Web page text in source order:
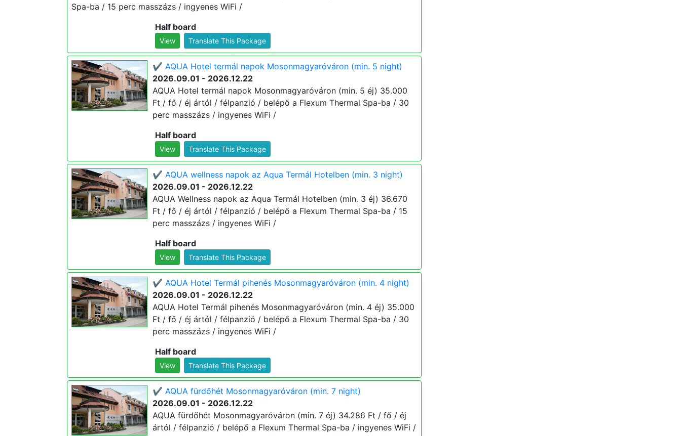
Spa-ba / 15 perc masszázs / ingyenes WiFi /
Half board
View Translate This Package
✔️ AQUA Hotel termál napok Mosonmagyaróváron (min. 5 night)
2026.09.01 - 2026.12.22
AQUA Hotel termál napok Mosonmagyaróváron (min. 5 éj) 35.000
Ft / fő / éj ártól / félpanzió / belépő a Flexum Thermal Spa-ba / 30
perc masszázs / ingyenes WiFi /
Half board
View Translate This Package
✔️ AQUA wellness napok az Aqua Termál Hotelben (min. 3 night)
2026.09.01 - 2026.12.22
AQUA Wellness napok az Aqua Termál Hotelben (min. 3 éj) 36.670
Ft / fő / éj ártól / félpanzió / belépő a Flexum Thermal Spa-ba / 15
perc masszázs / ingyenes WiFi /
Half board
View Translate This Package
✔️ AQUA Hotel Termál pihenés Mosonmagyaróváron (min. 4 night)
2026.09.01 - 2026.12.22
AQUA Hotel Termál pihenés Mosonmagyaróváron (min. 4 éj) 35.000
Ft / fő / éj ártól / félpanzió / belépő a Flexum Thermal Spa-ba / 30
perc masszázs / ingyenes WiFi /
Half board
View Translate This Package
✔️ AQUA fürdőhét Mosonmagyaróváron (min. 7 night)
2026.09.01 - 2026.12.22
AQUA fürdőhét Mosonmagyaróváron (min. 7 éj) 34.286 Ft / fő / éj
ártól / félpanzió / belépő a Flexum Thermal Spa-ba / ingyenes WiFi /